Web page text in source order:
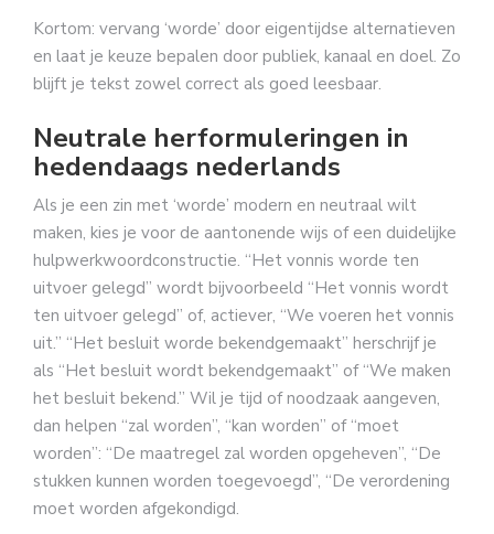
Kortom: vervang ‘worde’ door eigentijdse alternatieven
en laat je keuze bepalen door publiek, kanaal en doel. Zo
blijft je tekst zowel correct als goed leesbaar.
Neutrale herformuleringen in
hedendaags nederlands
Als je een zin met ‘worde’ modern en neutraal wilt
maken, kies je voor de aantonende wijs of een duidelijke
hulpwerkwoordconstructie. “Het vonnis worde ten
uitvoer gelegd” wordt bijvoorbeeld “Het vonnis wordt
ten uitvoer gelegd” of, actiever, “We voeren het vonnis
uit.” “Het besluit worde bekendgemaakt” herschrijf je
als “Het besluit wordt bekendgemaakt” of “We maken
het besluit bekend.” Wil je tijd of noodzaak aangeven,
dan helpen “zal worden”, “kan worden” of “moet
worden”: “De maatregel zal worden opgeheven”, “De
stukken kunnen worden toegevoegd”, “De verordening
moet worden afgekondigd.